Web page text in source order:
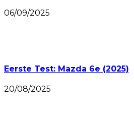
06/09/2025
Eerste Test: Mazda 6e (2025)
20/08/2025